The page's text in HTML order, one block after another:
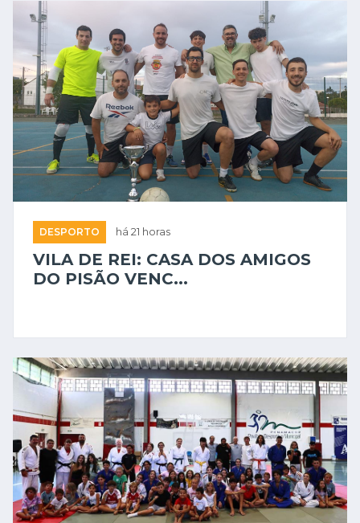
DESPORTO há 21 horas
VILA DE REI: CASA DOS AMIGOS
DO PISÃO VENC...